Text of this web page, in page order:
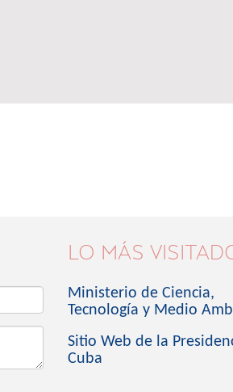
LO MÁS
Ministerio de Ciencia,
Tecnología y Medio
Sitio Web de la
Cuba